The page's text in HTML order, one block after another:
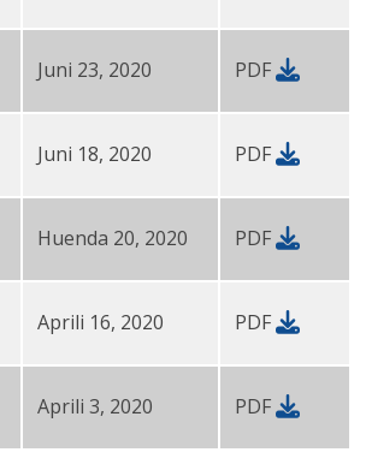
Juni 23, 2020 PDF
Juni 18, 2020 PDF
Huenda 20, 2020 PDF
Aprili 16, 2020 PDF
Aprili 3, 2020 PDF